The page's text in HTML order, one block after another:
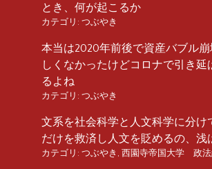
とき、何が起こるか
カテゴリ: つぶやき
本当は2020年前後で資産バブル
しくなかったけどコロナで引き延
るよね
カテゴリ: つぶやき
文系を社会科学と人文科学に分け
だけを救済し人文を貶めるの、浅
カテゴリ: つぶやき , 西園寺帝国大学 政法